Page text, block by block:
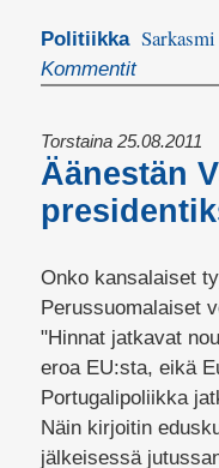
Politiikka Sarkasmi
Kommentit
Torstaina 25.08.2011
Äänestän
Onko kansalaiset
Perussuomalaiset
"Hinnat jatkavat
eroa EU:sta, eikä
Portugalipoliikka
Näin kirjoitin
jälkeisessä